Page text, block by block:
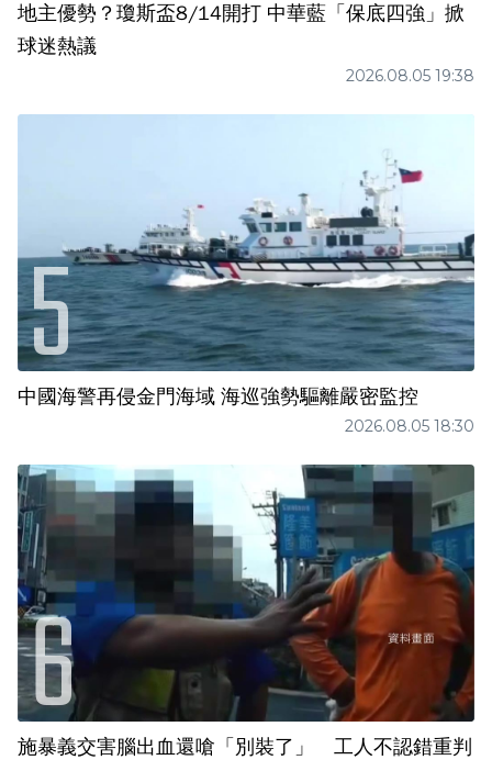
地主優勢？瓊斯盃8/14開打 中華藍「保底四強」掀
球迷熱議
2026.08.05 19:38
中國海警再侵金門海域 海巡強勢驅離嚴密監控
2026.08.05 18:30
施暴義交害腦出血還嗆「別裝了」 工人不認錯重判